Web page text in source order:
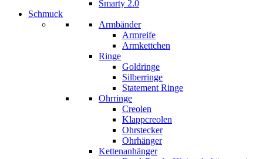
Smarty 2.0
Schmuck
Armbänder
Armreife
Armkettchen
Ringe
Goldringe
Silberringe
Statement Ringe
Ohrringe
Creolen
Klappcreolen
Ohrstecker
Ohrhänger
Kettenanhänger